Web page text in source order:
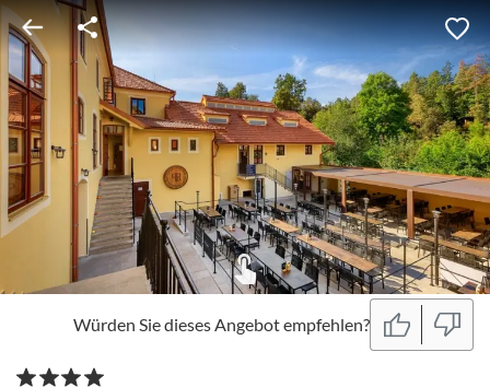
Würden Sie dieses Angebot empfehlen?